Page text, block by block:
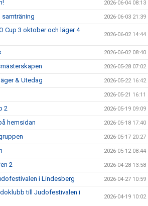
2026-06-04 08:13
samträning 2026-06-03 21:39
Cup 3 oktober och läger 4
2026-06-02 14:44
2026-06-02 08:40
2026-05-28 07:02
& Utedag 2026-05-22 16:42
2026-05-21 16:11
2 2026-05-19 09:09
hemsidan 2026-05-18 17:40
2026-05-17 20:27
2026-05-12 08:44
2 2026-04-28 13:58
i Lindesberg 2026-04-27 10:59
till Judofestivalen i
2026-04-19 10:02